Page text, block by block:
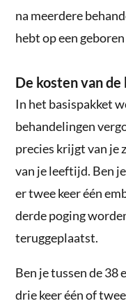
na meerdere
hebt op een
De kosten van de
In het basispakket
behandelingen
precies krijgt van je
van je leeftijd. Ben
er twee keer één
derde poging
teruggeplaatst.
Ben je tussen de 38
drie keer één of